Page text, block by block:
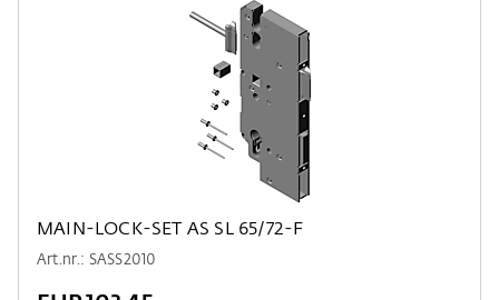
MAIN-LOCK-SET AS SL 65/72-F
Art.nr.: SASS2010